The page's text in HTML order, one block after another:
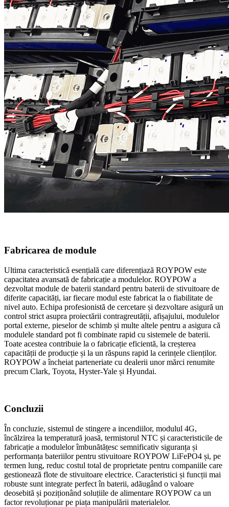
Fabricarea de module
Ultima caracteristică esențială care diferențiază ROYPOW este
capacitatea avansată de fabricație a modulelor. ROYPOW a
dezvoltat module de baterii standard pentru baterii de stivuitoare de
diferite capacități, iar fiecare modul este fabricat la o fiabilitate de
nivel auto. Echipa profesionistă de cercetare și dezvoltare asigură un
control strict asupra proiectării contragreutății, afișajului, modulelor
portal externe, pieselor de schimb și multe altele pentru a asigura că
modulele standard pot fi combinate rapid cu sistemele de baterii.
Toate acestea contribuie la o fabricație eficientă, la creșterea
capacității de producție și la un răspuns rapid la cerințele clienților.
ROYPOW a încheiat parteneriate cu dealerii unor mărci renumite
precum Clark, Toyota, Hyster-Yale și Hyundai.
Concluzii
În concluzie, sistemul de stingere a incendiilor, modulul 4G,
încălzirea la temperatură joasă, termistorul NTC și caracteristicile de
fabricație a modulelor îmbunătățesc semnificativ siguranța și
performanța bateriilor pentru stivuitoare ROYPOW LiFePO4 și, pe
termen lung, reduc costul total de proprietate pentru companiile care
gestionează flote de stivuitoare electrice. Caracteristici și funcții mai
robuste sunt integrate perfect în baterii, adăugând o valoare
deosebită și poziționând soluțiile de alimentare ROYPOW ca un
factor revoluționar pe piața manipulării materialelor.